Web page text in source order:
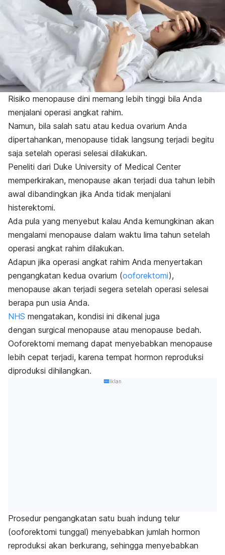
Risiko menopause dini memang lebih tinggi bila Anda
menjalani operasi angkat rahim.
Namun, bila salah satu atau kedua ovarium Anda
dipertahankan, menopause tidak langsung terjadi begitu
saja setelah operasi selesai dilakukan.
Peneliti dari Duke University of Medical Center
memperkirakan, menopause akan terjadi dua tahun lebih
awal dibandingkan jika Anda tidak menjalani
histerektomi.
Ada pula yang menyebut kalau Anda kemungkinan akan
mengalami menopause dalam waktu lima tahun setelah
operasi angkat rahim dilakukan.
Adapun jika operasi angkat rahim Anda menyertakan
pengangkatan kedua ovarium (ooforektomi),
menopause akan terjadi segera setelah operasi selesai
berapa pun usia Anda.
NHS mengatakan, kondisi ini dikenal juga
dengan surgical menopause atau menopause bedah.
Ooforektomi memang dapat menyebabkan menopause
lebih cepat terjadi, karena tempat hormon reproduksi
diproduksi dihilangkan.
Iklan
Prosedur pengangkatan satu buah indung telur
(ooforektomi tunggal) menyebabkan jumlah hormon
reproduksi akan berkurang, sehingga menyebabkan